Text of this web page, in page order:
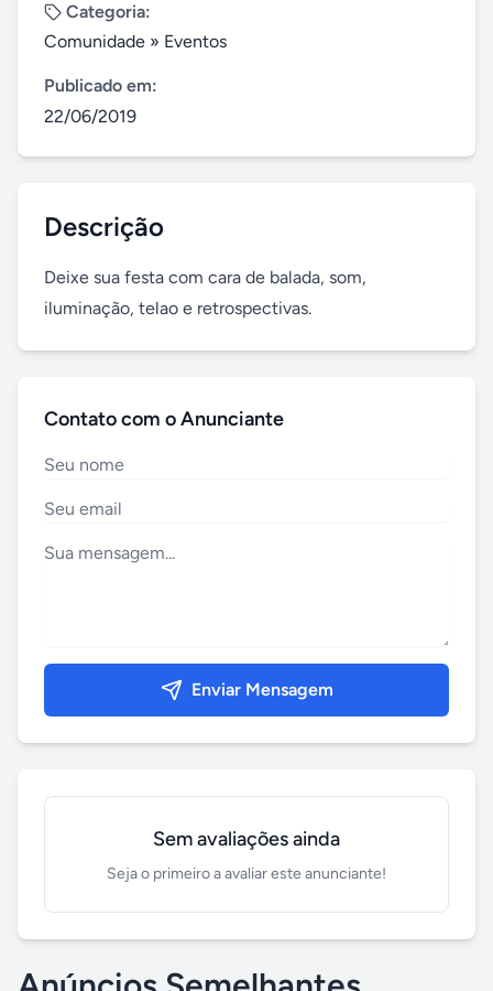
Categoria:
Comunidade » Eventos
Publicado em:
22/06/2019
Descrição
Deixe sua festa com cara de balada, som,
iluminação, telao e retrospectivas.
Contato com o Anunciante
Enviar Mensagem
Sem avaliações ainda
Seja o primeiro a avaliar este anunciante!